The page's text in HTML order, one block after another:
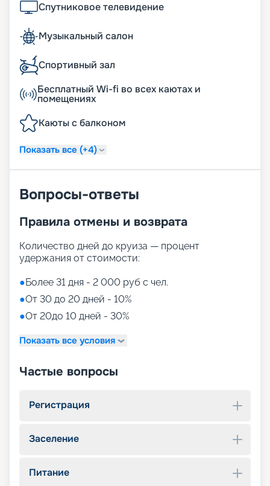
Спутниковое телевидение
Музыкальный салон
Спортивный зал
Бесплатный Wi-fi во всех каютах и
помещениях
Каюты с балконом
Показать все (+4)
Вопросы-ответы
Правила отмены и возврата
Количество дней до круиза — процент
удержания от стоимости:
●Более 31 дня - 2 000 руб с чел.
●От 30 до 20 дней - 10%
●От 20до 10 дней - 30%
Показать все условия
Частые вопросы
Регистрация
Заселение
Питание